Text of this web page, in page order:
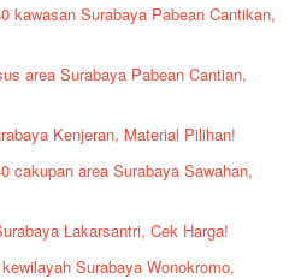
kawasan Surabaya Pabean Cantikan,
area Surabaya Pabean Cantian,
Kenjeran, Material Pilihan!
cakupan area Surabaya Sawahan,
Lakarsantri, Cek Harga!
Surabaya Wonokromo,